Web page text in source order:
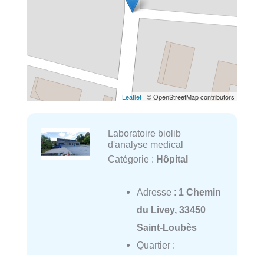
Leaflet | © OpenStreetMap contributors
Laboratoire biolib
d'analyse medical
Catégorie : Hôpital
Adresse : 1 Chemin
du Livey, 33450
Saint-Loubès
Quartier :